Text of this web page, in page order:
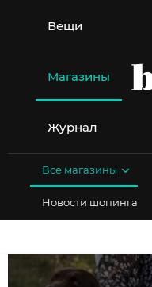
содержимому
Вещи
Магазины
Журнал
Все магазины
Новости шопинга